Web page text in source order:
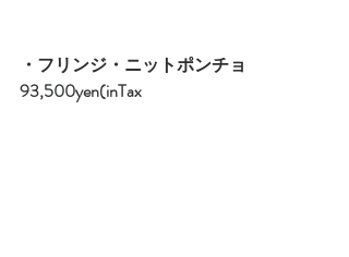
・フリンジ・ニットポンチョ
93,500yen(inTax